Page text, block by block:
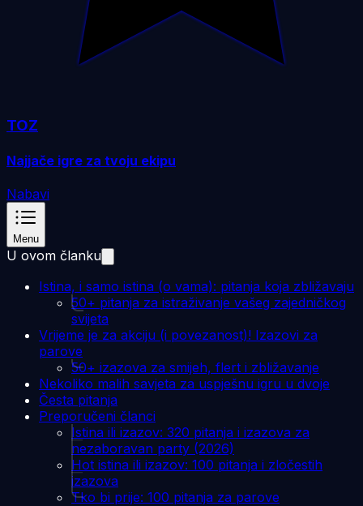
TOZ
Najjače igre za tvoju ekipu
Nabavi
Menu
U ovom članku
Istina, i samo istina (o vama): pitanja koja zbližavaju
50+ pitanja za istraživanje vašeg zajedničkog
svijeta
Vrijeme je za akciju (i povezanost)! Izazovi za
parove
50+ izazova za smijeh, flert i zbližavanje
Nekoliko malih savjeta za uspješnu igru u dvoje
Česta pitanja
Preporučeni članci
Istina ili izazov: 320 pitanja i izazova za
nezaboravan party (2026)
Hot istina ili izazov: 100 pitanja i zločestih
izazova
Tko bi prije: 100 pitanja za parove